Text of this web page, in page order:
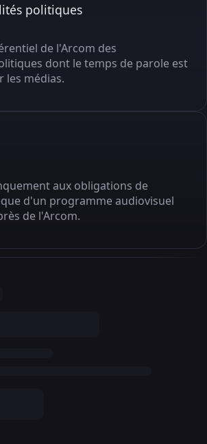
politiques
de l'Arcom des
dont le temps de parole est
les médias.
aux obligations de
d'un programme audiovisuel
de l'Arcom.